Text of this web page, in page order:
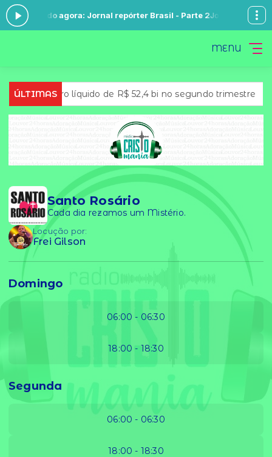
- Tocando agora: Jornal repórter Brasil - Parte 2Jornal Repórter
MENU
ÚLTIMAS
tem lucro líquido de R$ 52,4 bi no segundo trimestre
Santo Rosário
Cada dia rezamos um Mistério.
Locução por:
Frei Gilson
Domingo
06:00 - 06:30
18:00 - 18:30
Segunda
06:00 - 06:30
18:00 - 18:30